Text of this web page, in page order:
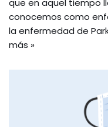
que en aquel tiempo
conocemos como
la enfermedad de
más »